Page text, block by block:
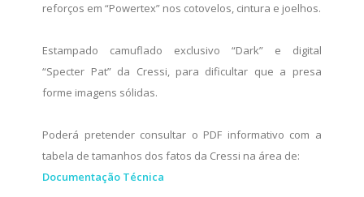
reforços em “Powertex” nos cotovelos, cintura e joelhos.
Estampado camuflado exclusivo “Dark” e digital
“Specter Pat” da Cressi, para dificultar que a presa
forme imagens sólidas.
Poderá pretender consultar o PDF informativo com a
tabela de tamanhos dos fatos da Cressi na área de:
Documentação Técnica